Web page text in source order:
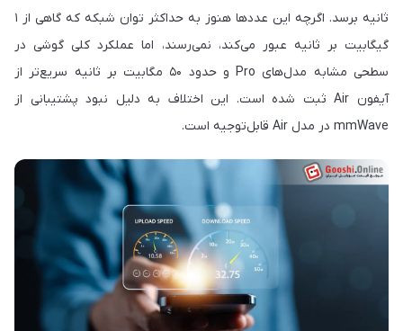
ثانیه برسد. اگرچه این عددها هنوز به حداکثر توان شبکه که گاهی از ۱
گیگابیت بر ثانیه عبور می‌کند، نمی‌رسند، اما عملکرد کلی گوشی در
سطحی مشابه مدل‌های Pro و حدود ۵۰ مگابیت بر ثانیه سریع‌تر از
آیفون Air ثبت شده است. این اختلاف به دلیل نبود پشتیبانی از
mmWave در مدل Air قابل‌توجیه است.